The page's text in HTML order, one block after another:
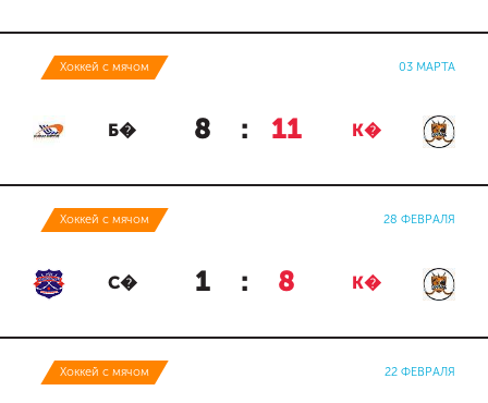
Хоккей с мячом 03 МАРТА
Б� 8 : 11 К�
Хоккей с мячом 28 ФЕВРАЛЯ
С� 1 : 8 К�
Хоккей с мячом 22 ФЕВРАЛЯ